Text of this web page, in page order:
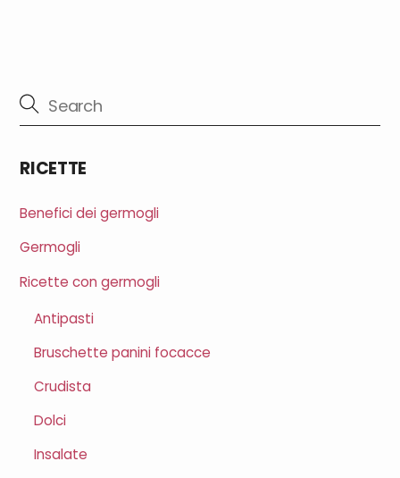
RICETTE
Benefici dei germogli
Germogli
Ricette con germogli
Antipasti
Bruschette panini focacce
Crudista
Dolci
Insalate